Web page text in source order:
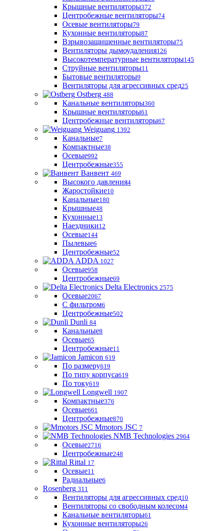
Крышные вентиляторы372
Центробежные вентиляторы74
Осевые вентиляторы79
Кухонные вентиляторы87
Взрывозащищенные вентиляторы75
Вентиляторы дымоудаления126
Высокотемпературные вентиляторы145
Струйные вентиляторы11
Бытовые вентиляторы9
Вентиляторы для агрессивных сред25
Ostberg 488
Канальные вентиляторы360
Крышные вентиляторы61
Центробежные вентиляторы67
Weiguang 1392
Канальные7
Компактные38
Осевые992
Центробежные355
Ванвент 469
Высокого давления4
Жаростойкие10
Канальные180
Крышные48
Кухонные13
Наездники12
Осевые144
Пылевые6
Центробежные52
ADDA 1027
Осевые958
Центробежные69
Delta Electronics 2575
Осевые2067
С фильтром6
Центробежные502
Dunli 84
Канальные8
Осевые65
Центробежные11
Jamicon 619
По размеру619
По типу корпуса619
По току619
Longwell 1907
Компактные376
Осевые661
Центробежные870
Mmotors JSC 7
NMB Technologies 2964
Осевые2716
Центробежные248
Rittal 17
Осевые11
Радиальные6
Rosenberg 311
Вентиляторы для агрессивных сред10
Вентиляторы со свободным колесом4
Канальные вентиляторы61
Кухонные вентиляторы26